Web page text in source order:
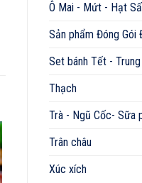
Ô Mai - Mứt - Hạt
Sản phẩm Đóng Gói
Set bánh Tết -
Thạch
Trà - Ngũ Cốc- Sữa
Trân châu
Xúc xích